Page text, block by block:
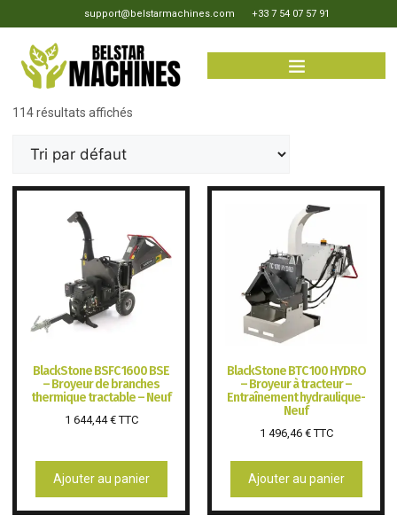
support@belstarmachines.com +33 7 54 07 57 91
114 résultats affichés
BlackStone BSFC 1600 BSE
– Broyeur de branches
thermique tractable – Neuf
1 644,44€TTC
Ajouter au panier
BlackStone BTC 100 HYDRO
– Broyeur à tracteur –
Entraînement hydraulique-
Neuf
1 496,46 €TTC
Ajouter au panier